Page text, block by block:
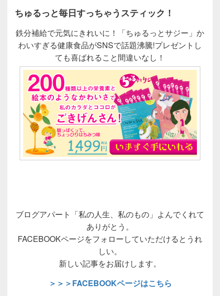
ちゅるっと毎日すっちゃうスティック！
鉄分補給で元気にきれいに！「ちゅるっとサジー」か
わいすぎる健康食品がSNSで話題沸騰!プレゼントし
ても喜ばれること間違いなし！
ブログアパート「私の人生、私のもの」よんでくれて
ありがとう。
FACEBOOKページをフォローしていただけるとうれ
しい。
新しい記事をお届けします。
＞＞＞FACEBOOKページはこちら